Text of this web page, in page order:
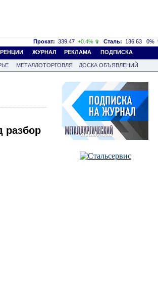
Прокат: 339.47 +0.4% Сталь: 136.63
0%
ЖУРНАЛ РЕКЛАМА ПОДПИСКА
МЕТАЛЛОТОРГОВЛЯ
ДОСКА ОБЪЯВЛЕНИЙ
разбор